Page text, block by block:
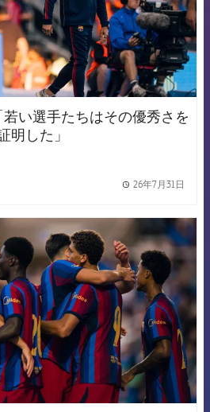
い選手たちはその優秀さを
明した」
26年7月31日
FCB Barcelona badge